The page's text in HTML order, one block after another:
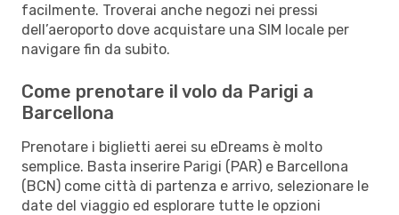
facilmente. Troverai anche negozi nei pressi
dell’aeroporto dove acquistare una SIM locale per
navigare fin da subito.
Come prenotare il volo da Parigi a
Barcellona
Prenotare i biglietti aerei su eDreams è molto
semplice. Basta inserire Parigi (PAR) e Barcellona
(BCN) come città di partenza e arrivo, selezionare le
date del viaggio ed esplorare tutte le opzioni